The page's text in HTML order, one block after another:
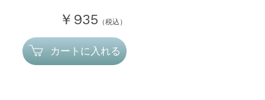
￥935 （税込）
カートに入れる